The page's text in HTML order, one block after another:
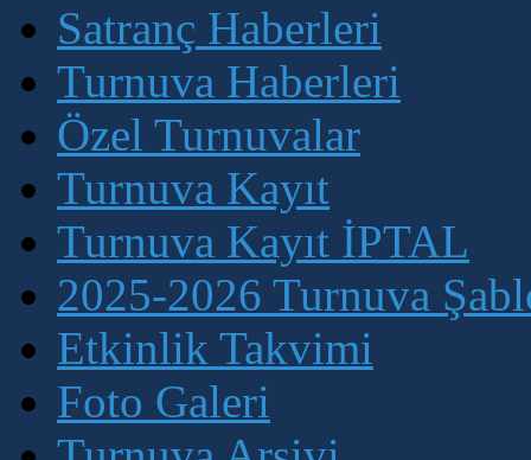
Satranç Haberleri
Turnuva Haberleri
Özel Turnuvalar
Turnuva Kayıt
Turnuva Kayıt İPTAL
2025-2026 Turnuva
Etkinlik Takvimi
Foto Galeri